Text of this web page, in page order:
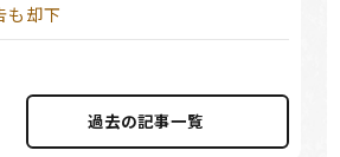
も却下
過去の記事⼀覧